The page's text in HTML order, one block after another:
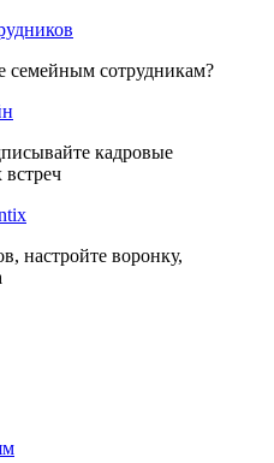
семейным сотрудникам?
кадровые
настройте воронку,